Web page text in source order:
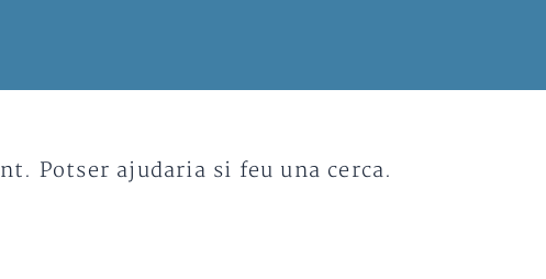
Potser ajudaria si feu una cerca.